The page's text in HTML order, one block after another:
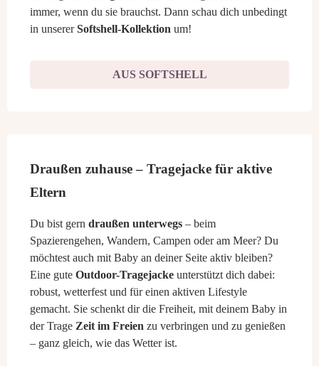
immer, wenn du sie brauchst. Dann schau dich unbedingt
in unsererSoftshell-Kollektion um!
AUS SOFTSHELL
Draußen zuhause – Tragejacke für aktive
Eltern
Du bist gern draußen unterwegs – beim
Spazierengehen, Wandern, Campen oder am Meer? Du
möchtest auch mit Baby an deiner Seite aktiv bleiben?
Eine gute Outdoor-Tragejacke unterstützt dich dabei:
robust, wetterfest und für einen aktiven Lifestyle
gemacht. Sie schenkt dir die Freiheit, mit deinem Baby in
der Trage Zeit im Freien zu verbringen und zu genießen
– ganz gleich, wie das Wetter ist.